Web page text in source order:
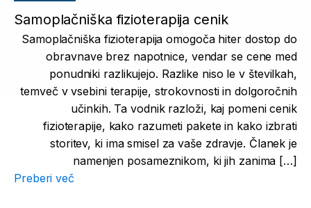
Samoplačniška fizioterapija cenik
Samoplačniška fizioterapija omogoča hiter dostop do
obravnave brez napotnice, vendar se cene med
ponudniki razlikujejo. Razlike niso le v številkah,
temveč v vsebini terapije, strokovnosti in dolgoročnih
učinkih. Ta vodnik razloži, kaj pomeni cenik
fizioterapije, kako razumeti pakete in kako izbrati
storitev, ki ima smisel za vaše zdravje. Članek je
namenjen posameznikom, ki jih zanima […]
Preberi več